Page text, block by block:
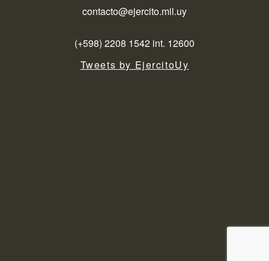
contacto@ejercito.mil.uy
(+598) 2208 1542 int. 12600
Tweets by EjercitoUy